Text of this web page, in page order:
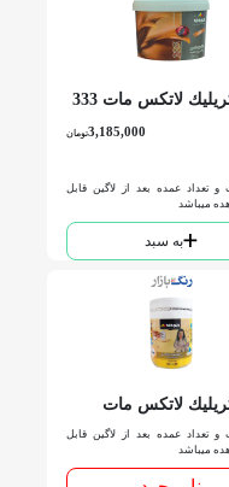
رنگ اكريليك لاتكس مات 333
3,185,000تومان
و تعداد عمده بعد از لاگین قابل
میباشد
به سبد
لاتكس مات
و تعداد عمده بعد از لاگین قابل
میباشد